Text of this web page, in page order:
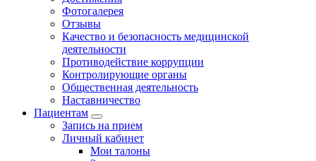
Фотогалерея
Отзывы
Качество и безопасность медицинской
деятельности
Противодействие коррупции
Контролирующие органы
Общественная деятельность
Наставничество
Пациентам
Запись на прием
Личный кабинет
Мои талоны